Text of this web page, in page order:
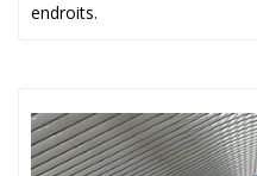
endroits.